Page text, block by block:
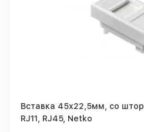
Вставка 45х22,5мм, со
RJ11, RJ45, Netko